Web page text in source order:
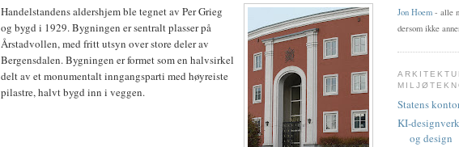
Handelstandens aldershjem ble tegnet av Per Grieg
og bygd i 1929. Bygningen er sentralt plasser på
Årstadvollen, med fritt utsyn over store deler av
Bergensdalen. Bygningen er formet som en halvsirkel
delt av et monumentalt inngangsparti med høyreiste
pilastre, halvt bygd inn i veggen.
Jon Hoem - alle
dersom ikke
Statens
KI-
og design